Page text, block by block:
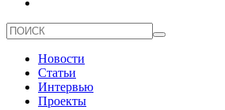
Новости
Статьи
Интервью
Проекты